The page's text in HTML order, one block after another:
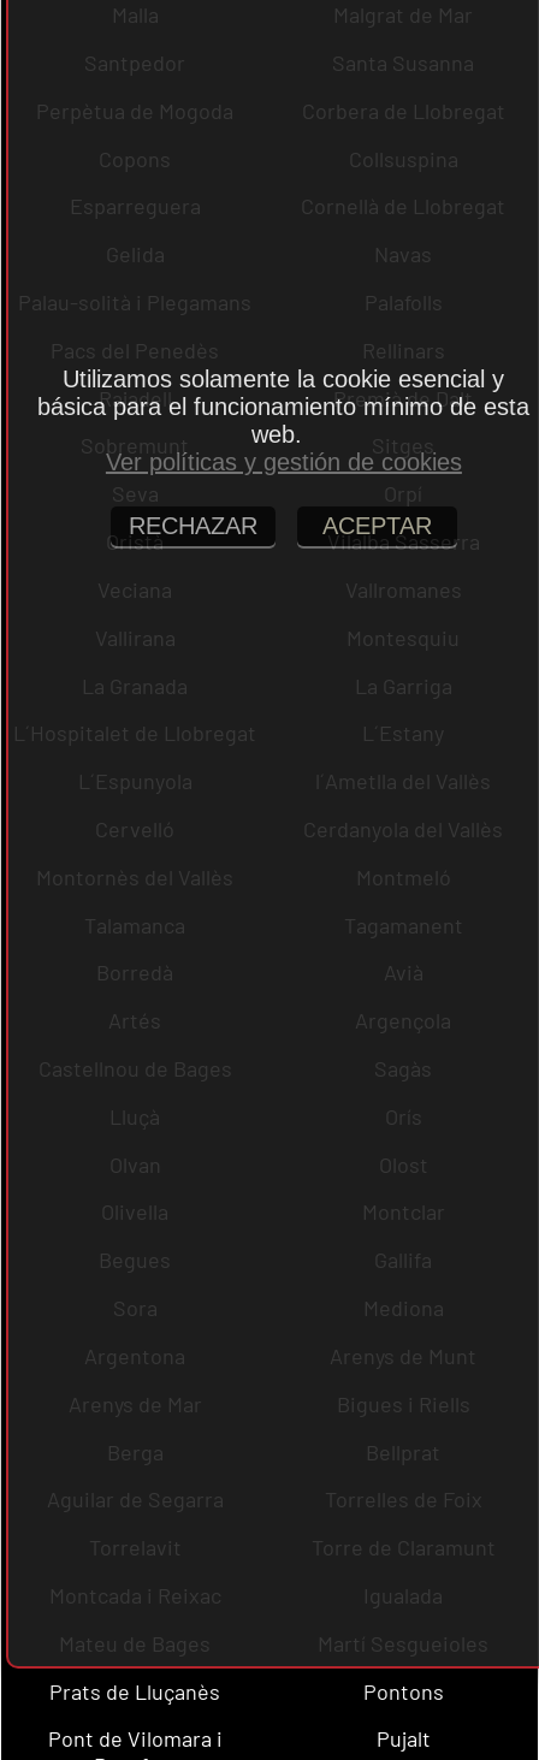
Malla
Malgrat de Mar
Santpedor
Santa Susanna
Perpètua de Mogoda
Corbera de Llobregat
Copons
Collsuspina
Esparreguera
Cornellà de Llobregat
Gelida
Navas
Palau-solità i Plegamans
Palafolls
Pacs del Penedès
Rellinars
Rajadell
Premià de Dalt
Sobremunt
Sitges
Seva
Orpí
Oristà
Vilalba Sasserra
Veciana
Vallromanes
Vallirana
Montesquiu
La Granada
La Garriga
L´Hospitalet de Llobregat
L´Estany
L´Espunyola
l´Ametlla del Vallès
Cervelló
Cerdanyola del Vallès
Montornès del Vallès
Montmeló
Talamanca
Tagamanent
Borredà
Avià
Artés
Argençola
Castellnou de Bages
Sagàs
Lluçà
Orís
Olvan
Olost
Olivella
Montclar
Begues
Gallifa
Sora
Mediona
Argentona
Arenys de Munt
Arenys de Mar
Bigues i Riells
Berga
Bellprat
Aguilar de Segarra
Torrelles de Foix
Torrelavit
Torre de Claramunt
Montcada i Reixac
Igualada
Mateu de Bages
Martí Sesgueioles
Prats de Lluçanès
Pontons
Pont de Vilomara i
Pujalt
Utilizamos solamente la cookie esencial y
básica para el funcionamiento mínimo de esta
web.
Ver políticas y gestión de cookies
RECHAZAR ACEPTAR